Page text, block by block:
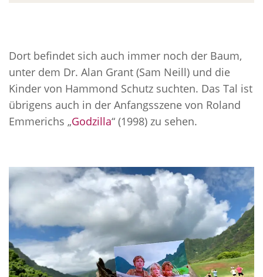
Dort befindet sich auch immer noch der Baum,
unter dem Dr. Alan Grant (Sam Neill) und die
Kinder von Hammond Schutz suchten. Das Tal ist
übrigens auch in der Anfangsszene von Roland
Emmerichs „Godzilla“ (1998) zu sehen.